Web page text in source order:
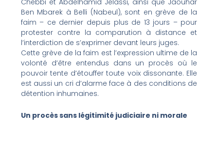
Ben Mbarek à Belli (Nabeul), sont en grève de la
faim – ce dernier depuis plus de 13 jours – pour
protester contre la comparution à distance et
l’interdiction de s’exprimer devant leurs juges.
Cette grève de la faim est l’expression ultime de la
volonté d’être entendus dans un procès où le
pouvoir tente d’étouffer toute voix dissonante. Elle
est aussi un cri d’alarme face à des conditions de
détention inhumaines.
Un procès sans légitimité judiciaire ni morale